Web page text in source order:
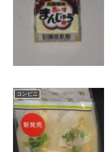
コンビニ